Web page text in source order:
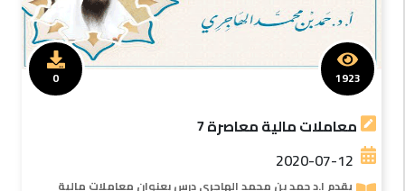
معاملات مالية معاصرة 7
2020-07-12
يقدم ا.د حمد بن محمد الهاجرى درس بعنوان معاملات مالية
1923
0